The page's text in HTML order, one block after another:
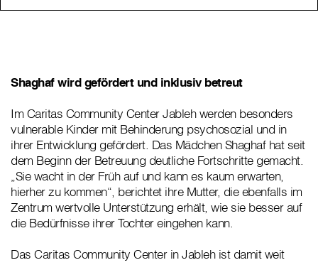
Shaghaf wird gefördert und inklusiv betreut
Im Caritas Community Center Jableh werden besonders
vulnerable Kinder mit Behinderung psychosozial und in
ihrer Entwicklung gefördert. Das Mädchen Shaghaf hat seit
dem Beginn der Betreuung deutliche Fortschritte gemacht.
„Sie wacht in der Früh auf und kann es kaum erwarten,
hierher zu kommen“, berichtet ihre Mutter, die ebenfalls im
Zentrum wertvolle Unterstützung erhält, wie sie besser auf
die Bedürfnisse ihrer Tochter eingehen kann.
Das Caritas Community Center in Jableh ist damit weit